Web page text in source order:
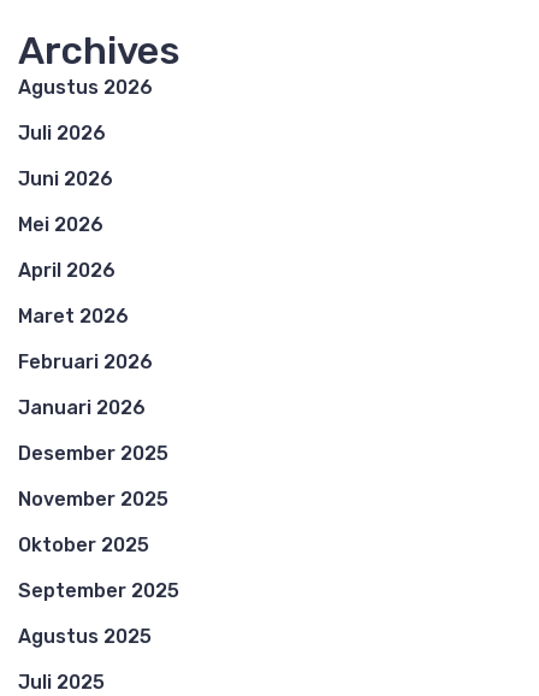
Archives
Agustus 2026
Juli 2026
Juni 2026
Mei 2026
April 2026
Maret 2026
Februari 2026
Januari 2026
Desember 2025
November 2025
Oktober 2025
September 2025
Agustus 2025
Juli 2025